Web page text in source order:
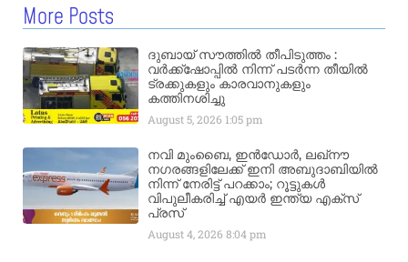
More Posts
ദുബായ് സൗത്തിൽ തീപിടുത്തം :
വർക്ക്‌ഷോപ്പിൽ നിന്ന് പടർന്ന തീയിൽ
ട്രക്കുകളും കാരവാനുകളും
കത്തിനശിച്ചു
August 5, 2026 1:05 pm
നവി മുംബൈ, ഇൻഡോർ, ലഖ്നൗ
നഗരങ്ങളിലേക്ക് ഇനി അബുദാബിയിൽ
നിന്ന് നേരിട്ട് പറക്കാം; റൂട്ടുകൾ
വിപുലീകരിച്ച് എയർ ഇന്ത്യ എക്സ്
പ്രസ്
August 4, 20268:04 pm